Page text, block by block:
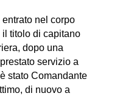
entrato nel corpo
titolo di capitano
dopo una
servizio a
stato Comandante
di nuovo a